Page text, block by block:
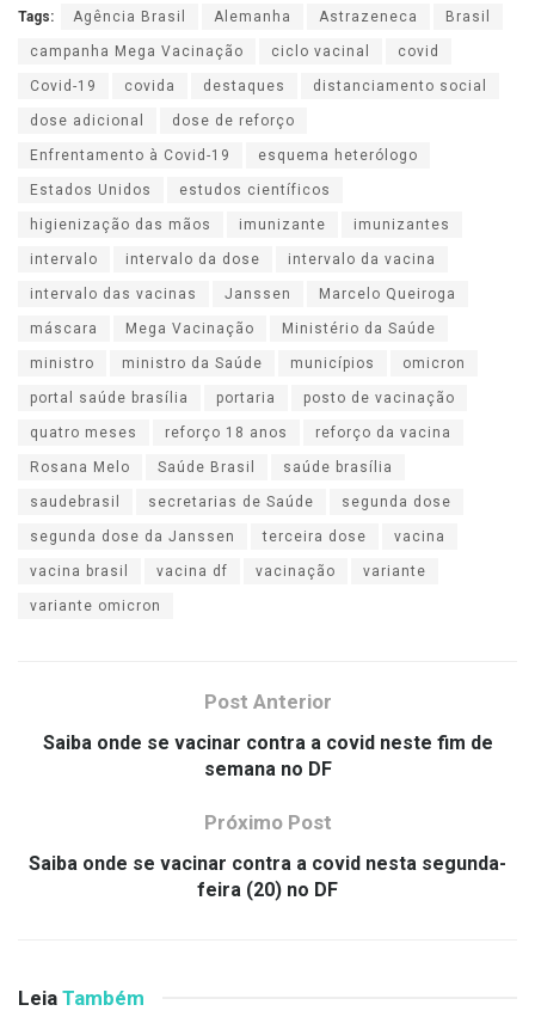
Tags: Agência Brasil Alemanha Astrazeneca Brasil
campanha Mega Vacinação ciclo vacinal covid
Covid-19 covida destaques distanciamento social
dose adicional dose de reforço
Enfrentamento à Covid-19 esquema heterólogo
Estados Unidos estudos científicos
higienização das mãos imunizante imunizantes
intervalo intervalo da dose intervalo da vacina
intervalo das vacinas Janssen Marcelo Queiroga
máscara Mega Vacinação Ministério da Saúde
ministro ministro da Saúde municípios omicron
portal saúde brasília portaria posto de vacinação
quatro meses reforço 18 anos reforço da vacina
Rosana Melo Saúde Brasil saúde brasília
saudebrasil secretarias de Saúde segunda dose
segunda dose da Janssen terceira dose vacina
vacina brasil vacina df vacinação variante
variante omicron
Post Anterior
Saiba onde se vacinar contra a covid neste fim de
semana no DF
Próximo Post
Saiba onde se vacinar contra a covid nesta segunda-
feira (20) no DF
Leia Também